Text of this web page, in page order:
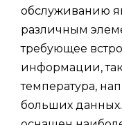
обслуживанию
различным
требующее
информации,
температура,
больших